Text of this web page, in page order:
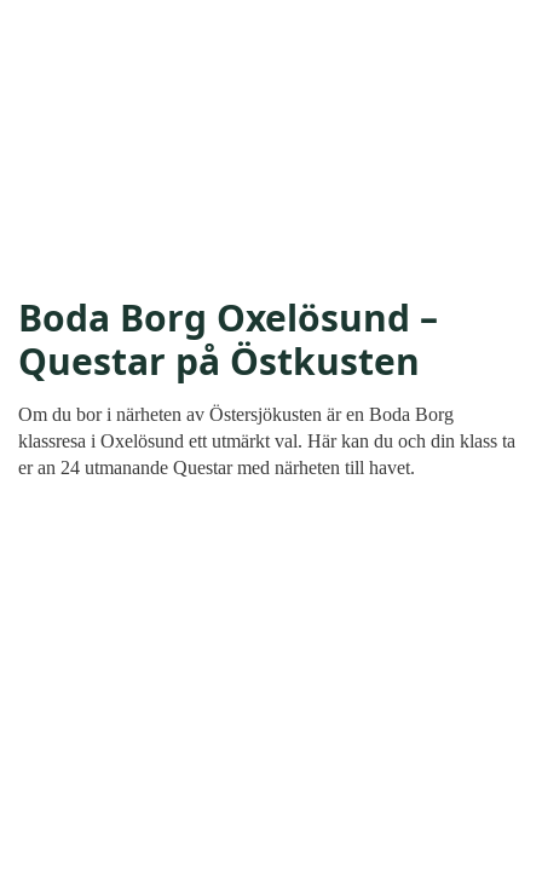
Boda Borg Oxelösund –
Questar på Östkusten
Om du bor i närheten av Östersjökusten är en Boda Borg
klassresa i Oxelösund ett utmärkt val. Här kan du och din klass ta
er an 24 utmanande Questar med närheten till havet.